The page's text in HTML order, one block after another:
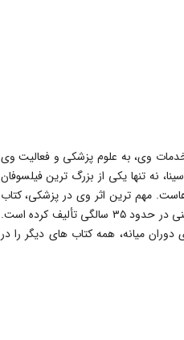
و خدمات وی، به علوم پزشکی و فعالیت وی
نه تنها یکی از بزرگ ترین فیلسوفان
مهم ترین اثر وی در پزشکی، کتاب
قانون (القانون فی الطب) است که آن را پیش از سال ۴۰۶ هجری قمری، یعنی در حدود ۳۵ سالگی تألیف کرده است.
میانه، همه کتاب های دیگر را در